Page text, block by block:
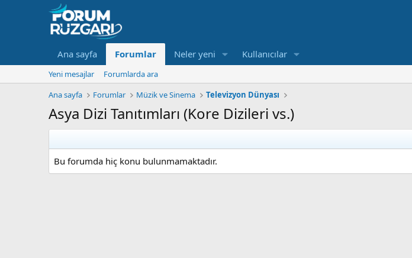
Ana sayfa Forumlar Neler yeni Kullanıcılar
Yeni mesajlar
Forumlarda ara
Ana sayfa
Forumlar Müzik ve Sinema Televizyon Dünyası
Asya Dizi Tanıtımları (Kore Dizileri vs.)
Bu forumda hiç konu bulunmamaktadır.